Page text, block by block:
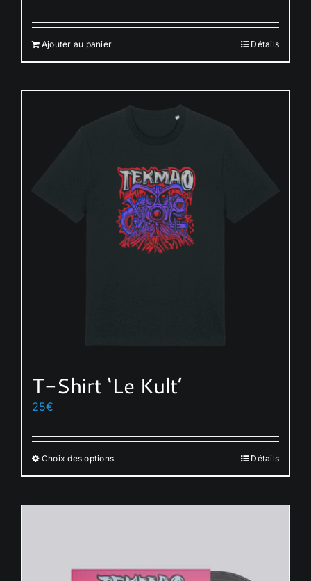
Ajouter au panier Détails
T-Shirt ‘Le Kult’
25€
Choix des optionsCe
produit
options
Détails